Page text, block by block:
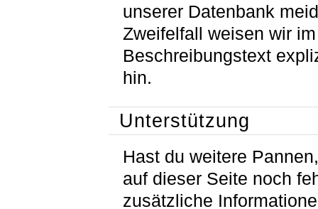
unserer Datenbank
Zweifelfall weisen wir im
Beschreibungstext
hin.
Unterstützung
Hast du weitere
auf dieser Seite noch
zusätzliche